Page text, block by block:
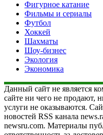
Фигурное катание
Фильмы и сериалы
Футбол
Хоккей
Шахматы
Шоу-бизнес
Экология
Экономика
Данный сайт не является
сайте ни чего не продают,
услуги не оказываются.
новостей RSS канала
newsru.com. Материалы